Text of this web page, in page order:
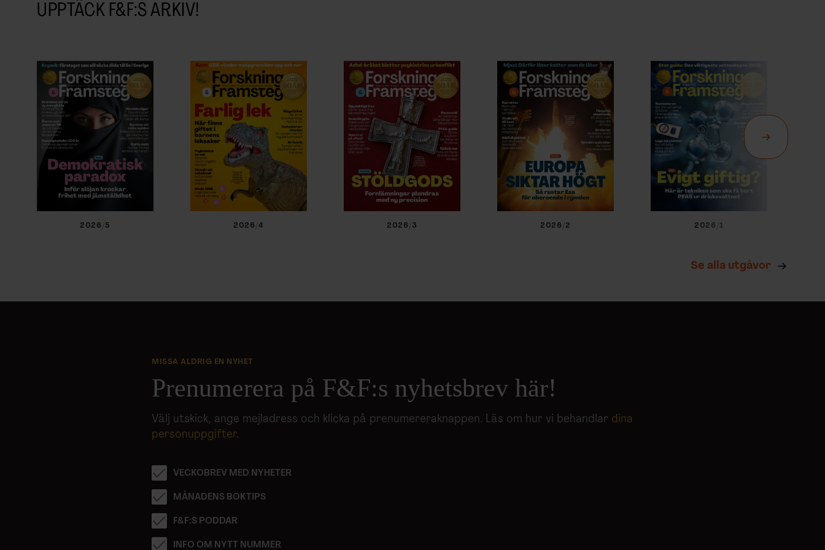
UPPTÄCK F&F:S ARKIV!
2026/5 2026/4 2026/3 2026/2 2026/1
Se alla utgåvor
MISSA ALDRIG EN NYHET
Prenumerera på F&F:s nyhetsbrev här!
Välj utskick, ange mejladress och klicka på prenumereraknappen. Läs om hur vi behandlar dina
personuppgifter.
VECKOBREV MED NYHETER
MÅNADENS BOKTIPS
F&F:S PODDAR
INFO OM NYTT NUMMER